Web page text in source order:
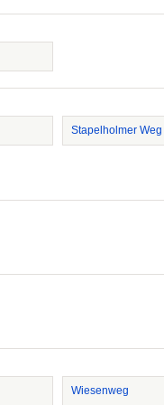
Stapelholmer Weg
Wiesenweg